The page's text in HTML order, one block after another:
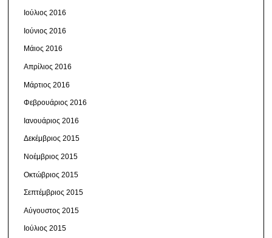
Ιούλιος 2016
Ιούνιος 2016
Μάιος 2016
Απρίλιος 2016
Μάρτιος 2016
Φεβρουάριος 2016
Ιανουάριος 2016
Δεκέμβριος 2015
Νοέμβριος 2015
Οκτώβριος 2015
Σεπτέμβριος 2015
Αύγουστος 2015
Ιούλιος 2015